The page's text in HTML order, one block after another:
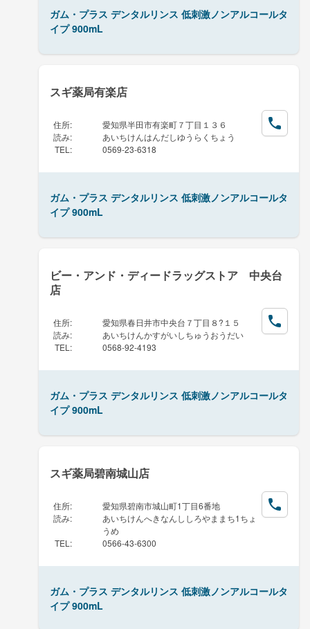
ガム・プラス デンタルリンス 低刺激ノンアルコールタ
イプ 900mL
スギ薬局有楽店
住所:
愛知県半田市有楽町７丁目１３６
読み:
あいちけんはんだしゆうらくちょう
TEL : 0569-23-6318
ガム・プラス デンタルリンス 低刺激ノンアルコールタ
イプ 900mL
ビー・アンド・ディードラッグストア 中央台
店
住所:
愛知県春日井市中央台７丁目８?１５
読み:
あいちけんかすがいしちゅうおうだい
TEL : 0568-92-4193
ガム・プラス デンタルリンス 低刺激ノンアルコールタ
イプ 900mL
スギ薬局碧南城山店
住所:
愛知県碧南市城山町1丁目6番地
読み:
あいちけんへきなんししろやままち1ちょ
うめ
TEL : 0566-43-6300
ガム・プラス デンタルリンス 低刺激ノンアルコールタ
イプ 900mL